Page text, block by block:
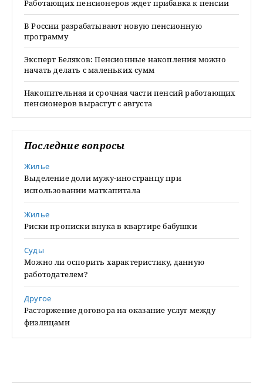
Работающих пенсионеров ждет прибавка к пенсии
В России разрабатывают новую пенсионную
программу
Эксперт Беляков: Пенсионные накопления можно
начать делать с маленьких сумм
Накопительная и срочная части пенсий работающих
пенсионеров вырастут с августа
Последние вопросы
Жилье
Выделение доли мужу-иностранцу при
использовании маткапитала
Жилье
Риски прописки внука в квартире бабушки
Суды
Можно ли оспорить характеристику, данную
работодателем?
Другое
Расторжение договора на оказание услуг между
физлицами